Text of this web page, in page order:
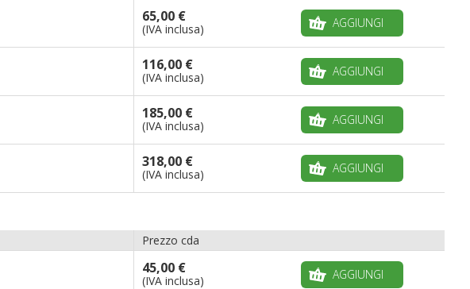
65,00 €
(IVA inclusa) AGGIUNGI
116,00 €
(IVA inclusa) AGGIUNGI
185,00 €
(IVA inclusa) AGGIUNGI
318,00 €
(IVA inclusa) AGGIUNGI
Prezzo cda
45,00 €
(IVA inclusa) AGGIUNGI